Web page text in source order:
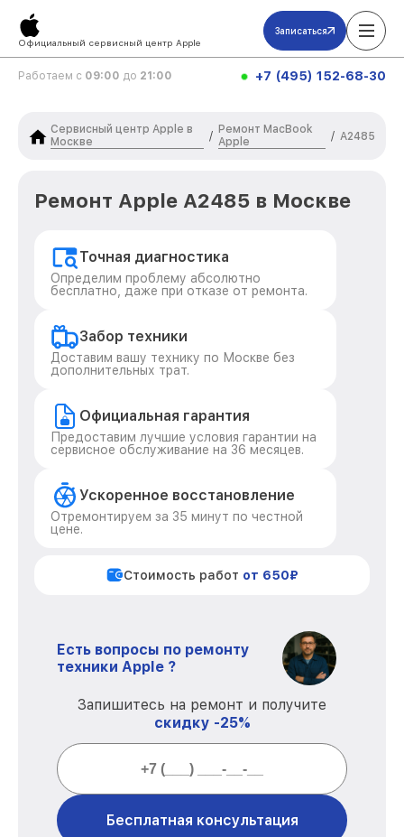
Официальный сервисный центр Apple
Записаться
Работаем с 09:00 до 21:00 +7 (495) 152-68-30
Сервисный центр Apple в
Москве
/
Ремонт MacBook
Apple
/ A2485
Ремонт Apple A2485 в Москве
Точная диагностика
Определим проблему абсолютно
бесплатно, даже при отказе от ремонта.
Забор техники
Доставим вашу технику по Москве без
дополнительных трат.
Официальная гарантия
Предоставим лучшие условия гарантии на
сервисное обслуживание на 36 месяцев.
Ускоренное восстановление
Отремонтируем за 35 минут по честной
цене.
Стоимость работ от 650₽
Есть вопросы по ремонту
техники Apple ?
Запишитесь на ремонт и получите
скидку -25%
Бесплатная консультация